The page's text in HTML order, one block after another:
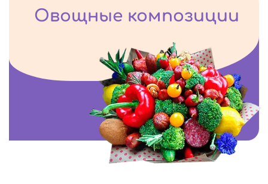
Овощные композиции